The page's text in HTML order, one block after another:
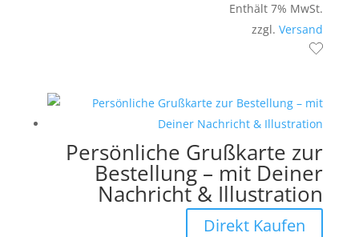
Enthält 7% MwSt.
zzgl.Versand
Persönliche Grußkarte zur
Bestellung – mit Deiner
Nachricht & Illustration
Direkt Kaufen